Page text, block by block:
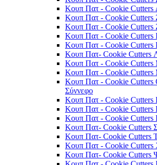
Κουπ Πατ - Cookie Cutters
Κουπ Πατ - Cookie Cutters
Κουπ Πατ - Cookie Cutters
Κουπ Πατ - Cookie Cutters
Κουπ Πατ - Cookie Cutters
Κουπ Πατ- Cookie Cutters
Κουπ Πατ - Cookie
Κουπ Πατ - Cookie Cutters
Κουπ Πατ - Cookie Cutters
Σύννεφο
Κουπ Πατ - Cookie Cutters
Κουπ Πατ - Cookie Cutters
Κουπ Πατ - Cookie Cutters
Κουπ Πατ- Cookie Cutters
Κουπ Πατ- Cookie Cutters
Κουπ Πατ - Cookie Cutters
Κουπ Πατ- Cookie Cutters